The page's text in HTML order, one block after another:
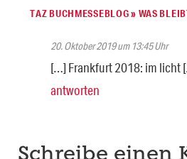
TAZ BUCHMESSEBLOG » WAS
20. Oktober 2019 um 13:45 Uhr
[…] Frankfurt 2018: im licht
antworten